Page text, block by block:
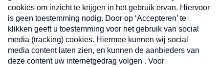
Volg ons op